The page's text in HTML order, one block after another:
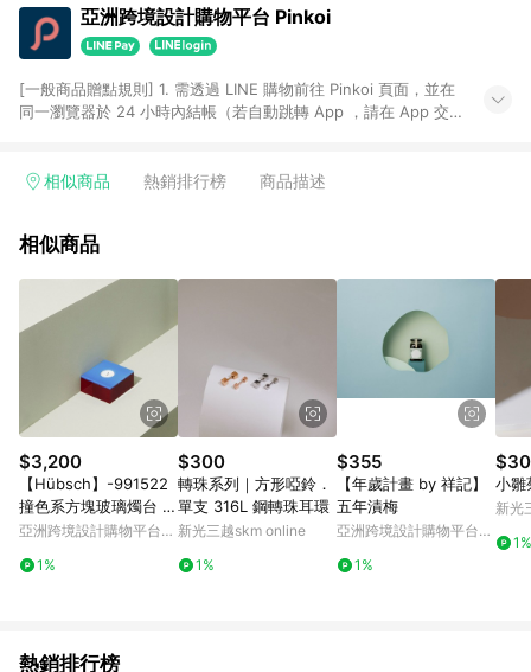
亞洲跨境設計購物平台 Pinkoi
[一般商品贈點規則] 1. 需透過 LINE 購物前往 Pinkoi 頁面，並在
同一瀏覽器於 24 小時內結帳（若自動跳轉 App ，請在 App 交
回饋訂單不得享有 Pinkoi 站方優惠，例如首購優惠，P coins，
行為，不具贈點資格，部分退款不在此限。 6. APP 請更新至
貨後 45 天後發送。 8. 群眾募資商品，禮物卡，開館保證金，補
運費，攤位費等不具贈點資格。 9. LINE 購物站上之商品規格、
顏色、價位、贈品如與 Pinkoi 商品資訊頁及購物車不符，以
Pinkoi 購物商品資訊頁及購物車標示為準。 10. 點數紅包使用規
則請以點數紅包活動說明為準。 11. 若於 LINE 購物前往 Pinkoi
頁面後才首次下載 Pinkoi APP 並完成訂單，不符合導購資格；承
上，首次下載 Pinkoi APP 後，需透過 LINE 購物前往 Pinkoi 頁
面，方享導購資格。
相似商品 熱銷排行榜 商品描述
相似商品
$3,200
【Hübsch】-991522
撞色系方塊玻璃燭台 擺
飾 紙鎮
亞洲跨境設計購物平台
1%
$300
轉珠系列｜方形啞鈴．
單支 316L 鋼轉珠耳環
新光三越skm online
1%
$355
【年歲計畫 by 祥記】
五年漬梅
亞洲跨境設計購物平台
1%
小雛
新光
1%
熱銷排行榜